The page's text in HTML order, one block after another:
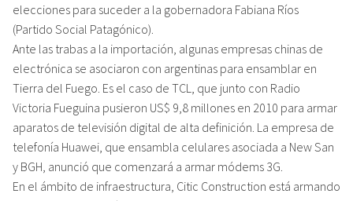
elecciones para suceder a la gobernadora Fabiana Ríos
(Partido Social Patagónico).
Ante las trabas a la importación, algunas empresas chinas de
electrónica se asociaron con argentinas para ensamblar en
Tierra del Fuego. Es el caso de TCL, que junto con Radio
Victoria Fueguina pusieron US$ 9,8 millones en 2010 para armar
aparatos de televisión digital de alta definición. La empresa de
telefonía Huawei, que ensambla celulares asociada a New San
y BGH, anunció que comenzará a armar módems 3G.
En el ámbito de infraestructura, Citic Construction está armando